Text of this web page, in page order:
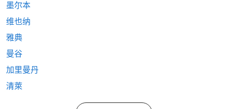
墨尔本
维也纳
雅典
曼谷
加里曼丹
清萊